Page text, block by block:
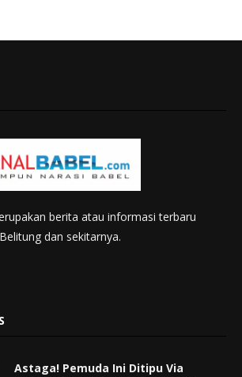
berita atau informasi terbaru
dan sekitarnya.
Astaga! Pemuda Ini Ditipu Via